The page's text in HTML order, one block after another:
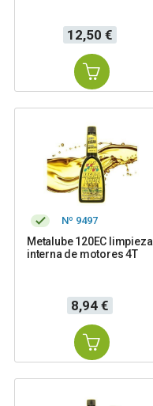
Precio
12,50 €
Nº 9497
Metalube 120EC limpieza
interna de motores 4T
Precio
8,94 €